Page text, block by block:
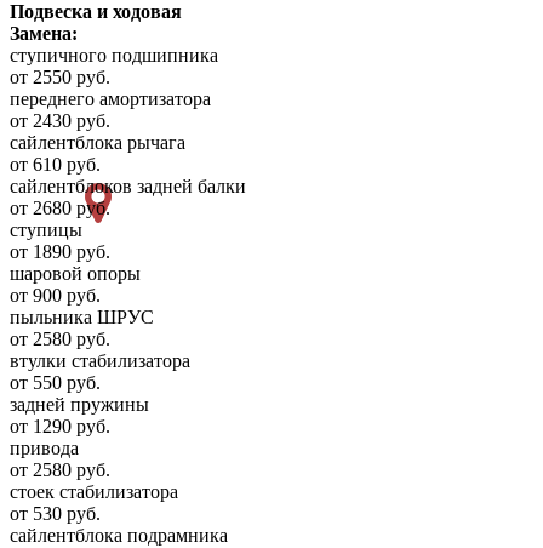
Подвеска и ходовая
Замена:
ступичного подшипника
от 2550 руб.
переднего амортизатора
от 2430 руб.
сайлентблока рычага
от 610 руб.
сайлентблоков задней балки
от 2680 руб.
ступицы
от 1890 руб.
шаровой опоры
от 900 руб.
пыльника ШРУС
от 2580 руб.
втулки стабилизатора
от 550 руб.
задней пружины
от 1290 руб.
привода
от 2580 руб.
стоек стабилизатора
от 530 руб.
сайлентблока подрамника